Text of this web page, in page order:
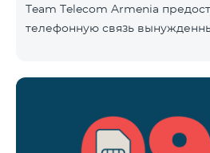
Team Telecom Armenia
телефонную связь
самым соглашаясь с его
размещенными на сайте